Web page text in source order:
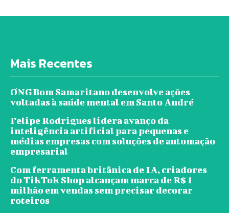
Mais Recentes
ONG Bom Samaritano desenvolve ações
voltadas à saúde mental em Santo André
Felipe Rodrigues lidera avanço da
inteligência artificial para pequenas e
médias empresas com soluções de automação
empresarial
Com ferramenta britânica de IA, criadores
do TikTok Shop alcançam marca de R$ 1
milhão em vendas sem precisar decorar
roteiros